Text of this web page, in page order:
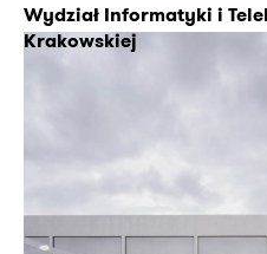
Wydział Informatyki i
Krakowskiej